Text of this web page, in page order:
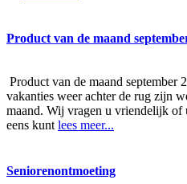
Product van de maand
Product van de maand
vakanties weer achter de rug zijn
maand. Wij vragen u vriendelijk of
eens kunt lees meer...
Seniorenontmoeting